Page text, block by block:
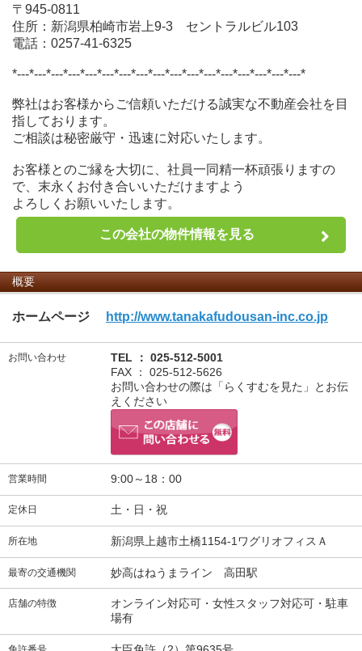
〒945-0811
住所：新潟県柏崎市岩上9-3 セントラルビル103
電話：0257-41-6325
*---*---*---*---*---*---*---*---*---*---*---*---*---*---*---*---*---*
弊社はお客様からご信頼いただける誠実な不動産会社を目
指しております。
ご相談は秘密厳守・迅速に対応いたします。
お客様とのご縁を大切に、社員一同精一杯頑張りますの
で、末永くお付き合いいただけますよう
よろしくお願いいたします。
この会社の物件情報を見る
概要
ホームページ http://www.tanakafudousan-inc.co.jp
お問い合わせ
TEL ： 025-512-5001
FAX ： 025-512-5626
お問い合わせの際は「らくすむを見た」とお伝
えください
営業時間 9:00～18：00
定休日 土・日・祝
所在地 新潟県上越市土橋1154-1ワグリオフィスＡ
最寄の交通機関 妙高はねうまライン 高田駅
店舗の特徴
オンライン対応可・女性スタッフ対応可・駐車
場有